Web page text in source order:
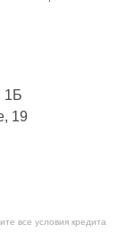
1Б
19
все условия кредита